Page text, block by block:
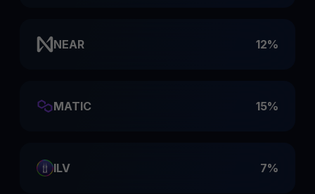
NEAR 12%
MATIC 15%
ILV 7%